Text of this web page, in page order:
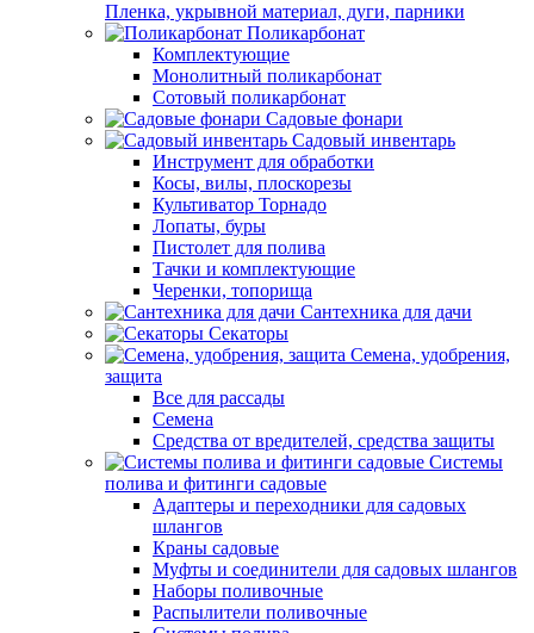
Пленка, укрывной материал, дуги, парники
Поликарбонат
Комплектующие
Монолитный поликарбонат
Сотовый поликарбонат
Садовые фонари
Садовый инвентарь
Инструмент для обработки
Косы, вилы, плоскорезы
Культиватор Торнадо
Лопаты, буры
Пистолет для полива
Тачки и комплектующие
Черенки, топорища
Сантехника для дачи
Секаторы
Семена, удобрения,
защита
Все для рассады
Семена
Средства от вредителей, средства защиты
Системы
полива и фитинги садовые
Адаптеры и переходники для садовых
шлангов
Краны садовые
Муфты и соединители для садовых шлангов
Наборы поливочные
Распылители поливочные